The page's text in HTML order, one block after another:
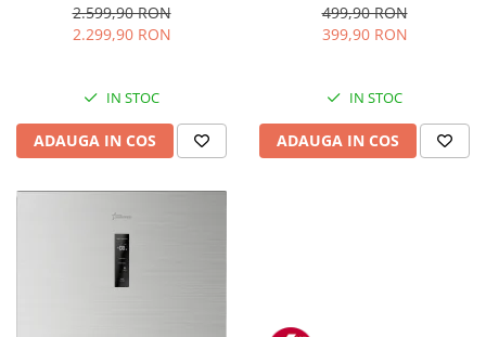
LED, H 169.5 cm, Negru
2.599,90 RON
2.299,90 RON
IN STOC
ADAUGA IN COS
12Kg/24h, Cos gheata
detasabil, Rezervor apa 0.8 l,
499,90 RON
399,90 RON
IN STOC
ADAUGA IN COS